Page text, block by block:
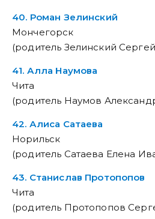
40. Роман Зелинский
Мончегорск
(родитель Зелинский
41. Алла Наумова
Чита
(родитель Наумов
42. Алиса Сатаева
Норильск
(родитель Сатаева Елена
43. Станислав Протопопов
Чита
(родитель Протопопов